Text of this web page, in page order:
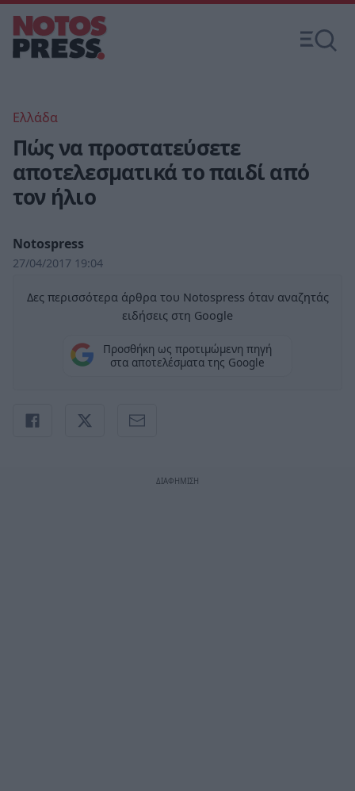
Ελλάδα
Πώς να προστατεύσετε
αποτελεσματικά το παιδί από
τον ήλιο
Notospress
27/04/2017 19:04
Δες περισσότερα άρθρα του Notospress όταν αναζητάς
ειδήσεις στη Google
Προσθήκη ως προτιμώμενη πηγή
στα αποτελέσματα της Google